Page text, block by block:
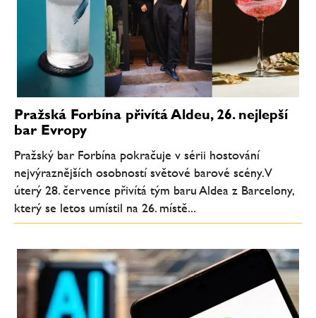
Pražská Forbína přivítá Aldeu, 26. nejlepší
bar Evropy
Pražský bar Forbína pokračuje v sérii hostování
nejvýraznějších osobností světové barové scény. V
úterý 28. července přivítá tým baru Aldea z Barcelony,
který se letos umístil na 26. místě...